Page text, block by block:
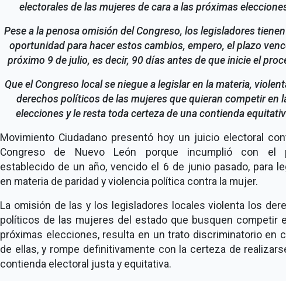
electorales de las mujeres de cara a las próximas
Pese a la penosa omisión del Congreso, los legisladores
oportunidad para hacer estos cambios, empero, el plazo
próximo 9 de julio, es decir, 90 días antes de que inicie el
Que el Congreso local se niegue a legislar en la materia,
derechos políticos de las mujeres que quieran competir en
elecciones y le resta toda certeza de una contienda
Movimiento Ciudadano presentó hoy un juicio electoral
Congreso de Nuevo León porque incumplió con el
establecido de un año, vencido el 6 de junio pasado, para
en materia de paridad y violencia política contra la mujer.
La omisión de las y los legisladores locales violenta los
políticos de las mujeres del estado que busquen competir
próximas elecciones, resulta en un trato discriminatorio en
de ellas, y rompe definitivamente con la certeza de
contienda electoral justa y equitativa.